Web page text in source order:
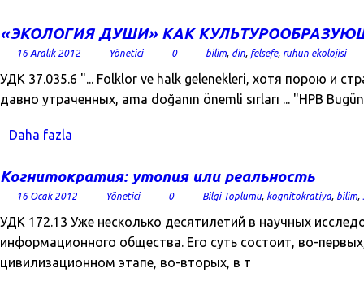
«ЭКОЛОГИЯ ДУШИ» КАК
16 Aralık 2012 Yönetici 0 bilim, din, felsefe, ruhun ekolojisi
УДК 37.035.6 "... Folklor ve halk gelenekleri, хотя порою и
давно утраченных, ama doğanın önemli sırları ... "HPB
Daha fazla
Когнитократия: утопия или реальность
16 Ocak 2012 Yönetici 0 Bilgi Toplumu, kognitokratiya, bilim,
УДК 172.13 Уже несколько десятилетий в научных
информационного общества. Его суть состоит, во-
цивилизационном этапе, во-вторых, в т